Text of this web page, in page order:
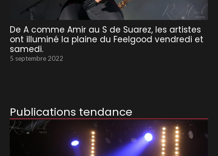
De A comme Amir au S de Suarez, les artistes
ont illuminé la plaine du Feelgood vendredi et
samedi.
5 septembre 2022
Publications tendance